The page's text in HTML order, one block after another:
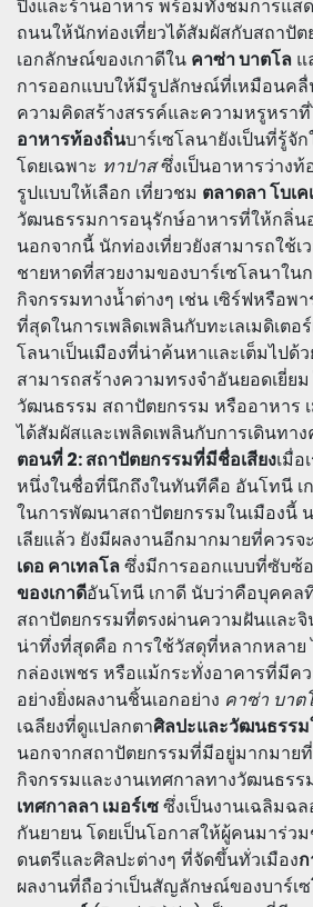
ปิ้งและร้านอาหาร พร้อมทั้งชมการแส
ถนนให้นักท่องเที่ยวได้สัมผัสกับสถาปัต
เอกลักษณ์ของเกาดีใน คาซ่า บาตโล แ
การออกแบบให้มีรูปลักษณ์ที่เหมือนคลื่
ความคิดสร้างสรรค์และความหรูหรา
อาหารท้องถิ่นบาร์เซโลนายังเป็นที่รู้จั
โดยเฉพาะ ทาปาสซึ่งเป็นอาหารว่าง
รูปแบบให้เลือก เที่ยวชม ตลาดลา โบเค
วัฒนธรรมการอนุรักษ์อาหารที่ให้กลิ่น
นอกจากนี้ นักท่องเที่ยวยังสามารถใช้เ
ชายหาดที่สวยงามของบาร์เซโลนาใน
กิจกรรมทางน้ำต่างๆ เช่น เซิร์ฟหรือพ
ที่สุดในการเพลิดเพลินกับทะเลเมดิเตอร์
โลนาเป็นเมืองที่น่าค้นหาและเต็มไปด้
สามารถสร้างความทรงจำอันยอดเยี่ยม
วัฒนธรรม สถาปัตยกรรม หรืออาหาร
ได้สัมผัสและเพลิดเพลินกับการเดินทา
ตอนที่ 2: สถาปัตยกรรมที่มีชื่อเสียงเมื่อ
หนึ่งในชื่อที่นึกถึงในทันทีคือ อันโทนี
ในการพัฒนาสถาปัตยกรรมในเมืองนี้
เลียแล้ว ยังมีผลงานอีกมากมายที่ควรจ
เดอ คาเทลโลซึ่งมีการออกแบบที่ซับซ้
ของเกาดีอันโทนี เกาดี นับว่าคือบุคคล
สถาปัตยกรรมที่ตรงผ่านความฝันและจิ
น่าทึ่งที่สุดคือ การใช้วัสดุที่หลากหลาย
กล่องเพชร หรือแม้กระทั่งอาคารที่มีค
อย่างยิ่งผลงานชิ้นเอกอย่าง คาซ่า บาต
เฉลียงที่ดูแปลกตาศิลปะและวัฒนธรรม
นอกจากสถาปัตยกรรมที่มีอยู่มากมาย
กิจกรรมและงานเทศกาลทางวัฒนธรร
เทศกาลลา เมอร์เซซึ่งเป็นงานเฉลิมฉ
กันยายน โดยเป็นโอกาสให้ผู้คนมาร่ว
ดนตรีและศิลปะต่างๆ ที่จัดขึ้นทั่วเมือง
ผลงานที่ถือว่าเป็นสัญลักษณ์ของบาร์เ